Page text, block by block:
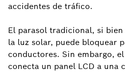
accidentes de tráfico.
El parasol tradicional, si
la luz solar, puede bloquear
conductores. Sin embargo,
conecta un panel LCD a una